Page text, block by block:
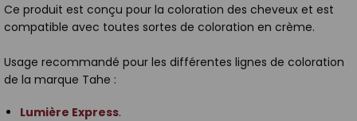
Ce produit est conçu pour la coloration des cheveux et est
compatible avec toutes sortes de coloration en crème.
Usage recommandé pour les différentes lignes de coloration
de la marque Tahe :
Lumière Express.